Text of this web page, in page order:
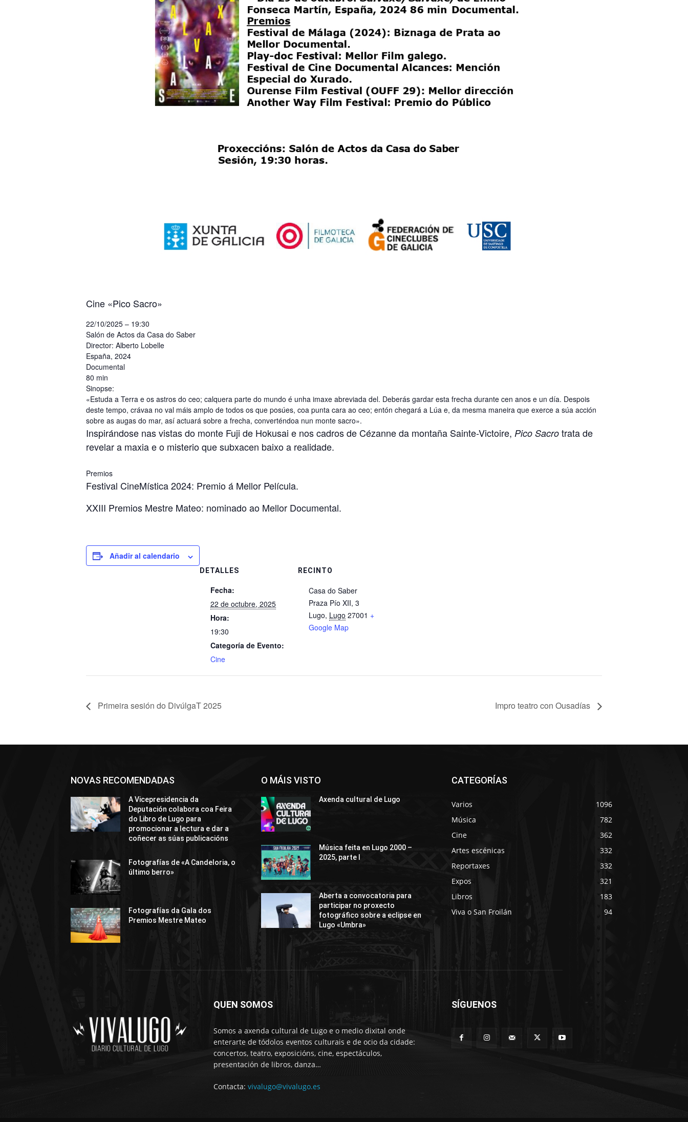
Cine «Pico Sacro»
22/10/2025 – 19:30
Salón de Actos da Casa do Saber
Director: Alberto Lobelle
España, 2024
Documental
80 min
Sinopse:
«Estuda a Terra e os astros do ceo; calquera parte do mundo é unha imaxe abreviada del. Deberás gardar esta frecha durante cen anos e un día. Despois
deste tempo, crávaa no val máis amplo de todos os que posúes, coa punta cara ao ceo; entón chegará a Lúa e, da mesma maneira que exerce a súa acción
sobre as augas do mar, así actuará sobre a frecha, converténdoa nun monte sacro».
Inspirándose nas vistas do monte Fuji de Hokusai e nos cadros de Cézanne da montaña Sainte-Victoire, Pico Sacro trata de
revelar a maxia e o misterio que subxacen baixo a realidade.
Premios
Festival CineMística 2024: Premio á Mellor Película.
XXIII Premios Mestre Mateo: nominado ao Mellor Documental.
Añadir al calendario
DETALLES
Fecha:
22 de octubre, 2025
Hora:
19:30
Categoría de Evento:
Cine
RECINTO
Casa do Saber
Praza Pío XII, 3
Lugo, Lugo 27001 +
Google Map
Primeira sesión do DivúlgaT 2025 Impro teatro con Ousadías
NOVAS RECOMENDADAS
A Vicepresidencia da
Deputación colabora coa Feira
do Libro de Lugo para
promocionar a lectura e dar a
coñecer as súas publicacións
Fotografías de «A Candeloria, o
último berro»
Fotografías da Gala dos
Premios Mestre Mateo
O MÁIS VISTO
Axenda cultural de Lugo
Música feita en Lugo 2000 –
2025, parte I
Aberta a convocatoria para
participar no proxecto
fotográfico sobre a eclipse en
Lugo «Umbra»
CATEGORÍAS
Varios
1096
Música
782
Cine
362
Artes escénicas
332
Reportaxes
332
Expos
321
Libros
183
Viva o San Froilán
94
QUEN SOMOS
Somos a axenda cultural de Lugo e o medio dixital onde
enterarte de tódolos eventos culturais e de ocio da cidade:
concertos, teatro, exposicións, cine, espectáculos,
presentación de libros, danza…
Contacta: vivalugo@vivalugo.es
SÍGUENOS